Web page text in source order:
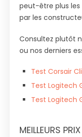
MEILLEURS PRIX
peut-être plus les
par les
Consultez plutôt
ou nos derniers
Test Corsair
Test Logitech
Test Logitech